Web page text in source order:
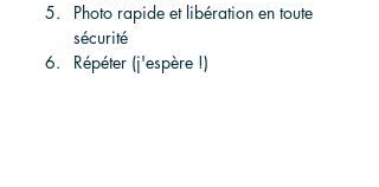
Photo rapide et libération en toute
sécurité
Répéter (j'espère !)